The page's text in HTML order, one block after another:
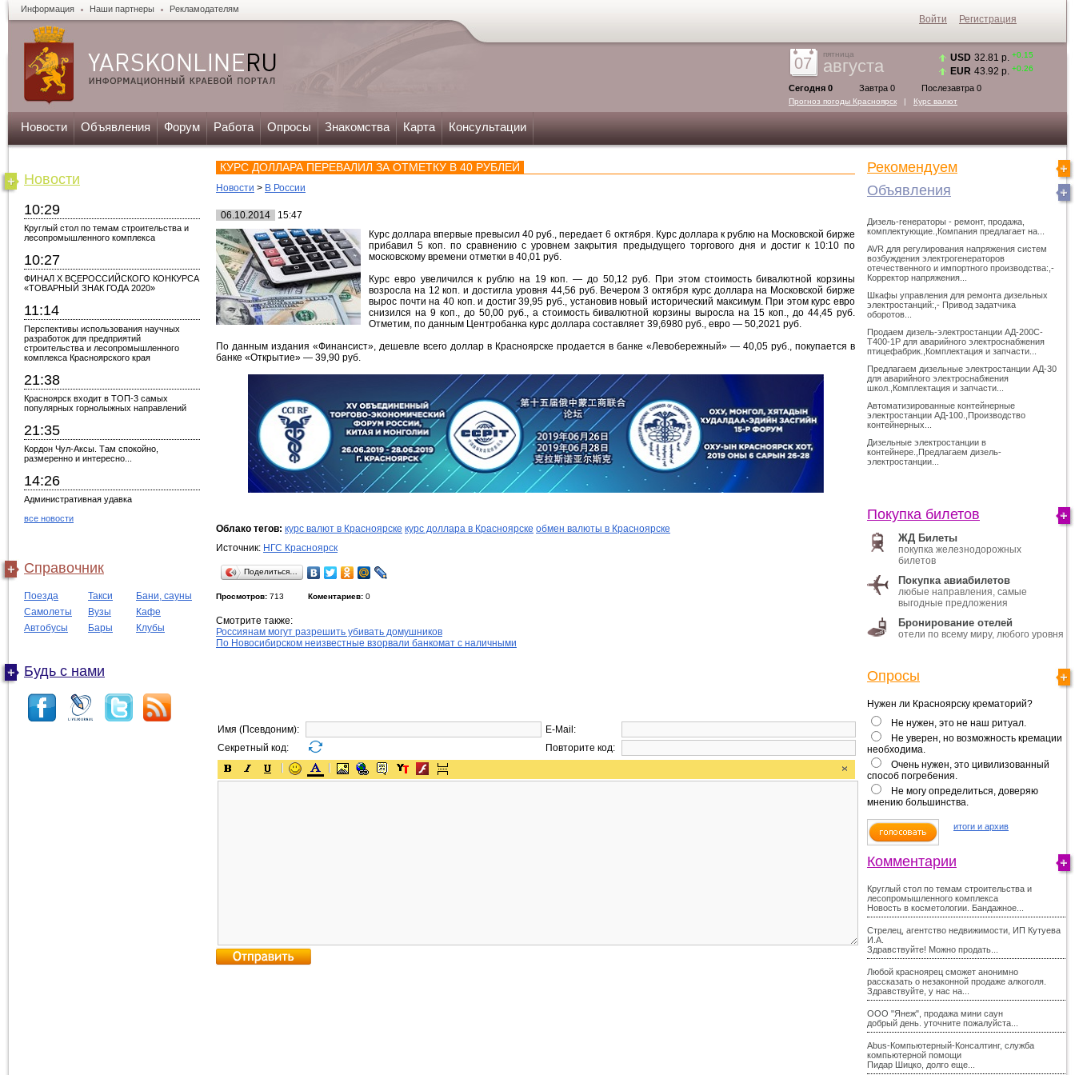
Информация Наши партнеры Рекламодателям
07
пятница
августа
Сегодня 0 Завтра 0 Послезавтра 0
Прогноз погоды Красноярск | Курс валют
USD 32.81 р. +0.15
EUR 43.92 р. +0.26
Новости Объявления Форум Работа Опросы Знакомства Карта Консультации
Новости
10:29
Круглый стол по темам строительства и
лесопромышленного комплекса
10:27
ФИНАЛ X ВСЕРОССИЙСКОГО КОНКУРСА
«ТОВАРНЫЙ ЗНАК ГОДА 2020»
11:14
Перспективы использования научных
разработок для предприятий
строительства и лесопромышленного
комплекса Красноярского края
21:38
Красноярск входит в ТОП-3 самых
популярных горнолыжных направлений
21:35
Кордон Чул-Аксы. Там спокойно,
размеренно и интересно...
14:26
Административная удавка
все новости
Справочник
Поезда Такси
Бани, сауны
Самолеты
Вузы
Кафе
Автобусы
Бары Клубы
Будь с нами
КУРС ДОЛЛАРА ПЕРЕВАЛИЛ ЗА ОТМЕТКУ В 40 РУБЛЕЙ
Новости > В России
06.10.2014
15:47
Курс доллара впервые превысил 40 руб., передает 6 октября. Курс доллара к рублю на Московской бирже
прибавил 5 коп. по сравнению с уровнем закрытия предыдущего торгового дня и достиг к 10:10 по
московскому времени отметки в 40,01 руб.
Курс евро увеличился к рублю на 19 коп. — до 50,12 руб. При этом стоимость бивалютной корзины
возросла на 12 коп. и достигла уровня 44,56 руб. Вечером 3 октября курс доллара на Московской бирже
вырос почти на 40 коп. и достиг 39,95 руб., установив новый исторический максимум. При этом курс евро
снизился на 9 коп., до 50,00 руб., а стоимость бивалютной корзины выросла на 15 коп., до 44,45 руб.
Отметим, по данным Центробанка курс доллара составляет 39,6980 руб., евро — 50,2021 руб.
По данным издания «Финансист», дешевле всего доллар в Красноярске продается в банке «Левобережный» — 40,05 руб., покупается в
банке «Открытие» — 39,90 руб.
Облако тегов: курс валют в Красноярске курс доллара в Красноярске обмен валюты в Красноярске
Источник: НГС Красноярск
Поделиться…
Просмотров: 713 Коментариев: 0
Смотрите также:
Россиянам могут разрешить убивать домушников
По Новосибирском неизвестные взорвали банкомат с наличными
Имя (Псевдоним):
E-Mail:
Секретный код:
Повторите код:
Рекомендуем
Объявления
Дизель-генераторы - ремонт, продажа,
комплектующие.,Компания предлагает на...
AVR для регулирования напряжения систем
возбуждения электрогенераторов
отечественного и импортного производства:,-
Корректор напряжения...
Шкафы управления для ремонта дизельных
электростанций:,- Привод задатчика
оборотов...
Продаем дизель-электростанции АД-200С-
Т400-1Р для аварийного электроснабжения
птицефабрик.,Комплектация и запчасти...
Предлагаем дизельные электростанции АД-30
для аварийного электроснабжения
школ.,Комплектация и запчасти...
Автоматизированные контейнерные
электростанции АД-100.,Производство
контейнерных...
Дизельные электростанции в
контейнере.,Предлагаем дизель-
электростанции...
Покупка билетов
ЖД Билеты
покупка железнодорожных
билетов
Покупка авиабилетов
любые направления, самые
выгодные предложения
Бронирование отелей
отели по всему миру, любого уровня
Опросы
Нужен ли Красноярску крематорий?
Не нужен, это не наш ритуал.
Не уверен, но возможность кремации
необходима.
Очень нужен, это цивилизованный
способ погребения.
Не могу определиться, доверяю
мнению большинства.
итоги и архив
Комментарии
Круглый стол по темам строительства и
лесопромышленного комплекса
Новость в косметологии. Бандажное...
Стрелец, агентство недвижимости, ИП Кутуева
И.А.
Здравствуйте! Можно продать...
Любой красноярец сможет анонимно
рассказать о незаконной продаже алкоголя.
Здравствуйте, у нас на...
ООО "Янеж", продажа мини саун
добрый день. уточните пожалуйста...
Abus-Компьютерный-Консалтинг, служба
компьютерной помощи
Пидар Шицко, долго еще...
Войти Регистрация